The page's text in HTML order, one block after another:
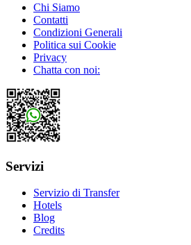
Chi Siamo
Contatti
Condizioni Generali
Politica sui Cookie
Privacy
Chatta con noi:
Servizi
Servizio di Transfer
Hotels
Blog
Credits